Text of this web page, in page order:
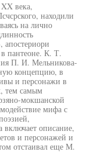
века,
находили
на лично
пантеоне. К. Т.
П. И. Мельникова-
концепцию, в
и персонажи в
тем самым
мокшанской
мифа с
включает описание,
и персонажей и
отстаивал еще М.